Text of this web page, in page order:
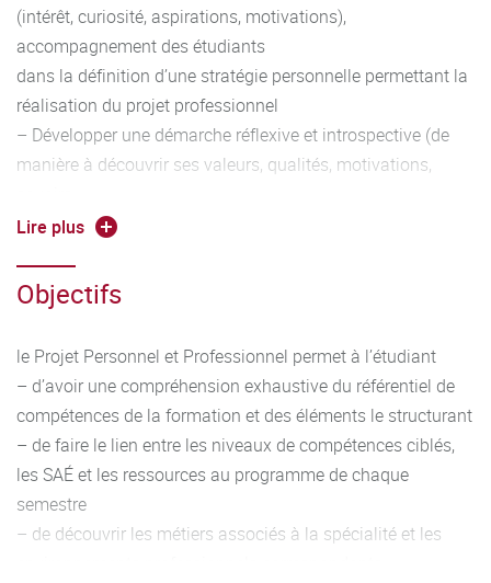
(intérêt, curiosité, aspirations, motivations),
accompagnement des étudiants
dans la définition d’une stratégie personnelle permettant la
réalisation du projet professionnel
– Développer une démarche réflexive et introspective (de
manière à découvrir ses valeurs, qualités, motivations,
savoir-être, savoirs-faire) au travers, par exemple de son
– Placer l’étudiant dans une démarche prospective en
termes d’avenir, souhait, motivation vis-à-vis d’un projet
et/ou professionnel
– S’initier à la démarche réflexive (savoir interroger et
analyser son expérience)
S’approprier la formation
– S’approprier les compétences de la formation – identifier
les blocs de compétences
– Référencer les compétences et les associer avec la réalité
Lire plus
Objectifs
le Projet Personnel et Professionnel permet à l’étudiant
– d’avoir une compréhension exhaustive du référentiel de
compétences de la formation et des éléments le structurant
– de faire le lien entre les niveaux de compétences ciblés,
les SAÉ et les ressources au programme de chaque
semestre
– de découvrir les métiers associés à la spécialité et les